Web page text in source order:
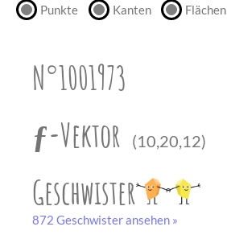
Punkte Kanten Flächen
N°1001973
ƒ-Vektor
(10,20,12)
Geschwister
872 Geschwister ansehen »
Bastelbogen
unserem